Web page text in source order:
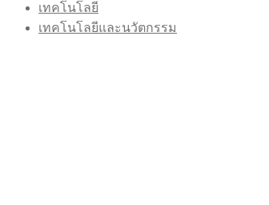
เทคโนโลยี
เทคโนโลยีและนวัตกรรม